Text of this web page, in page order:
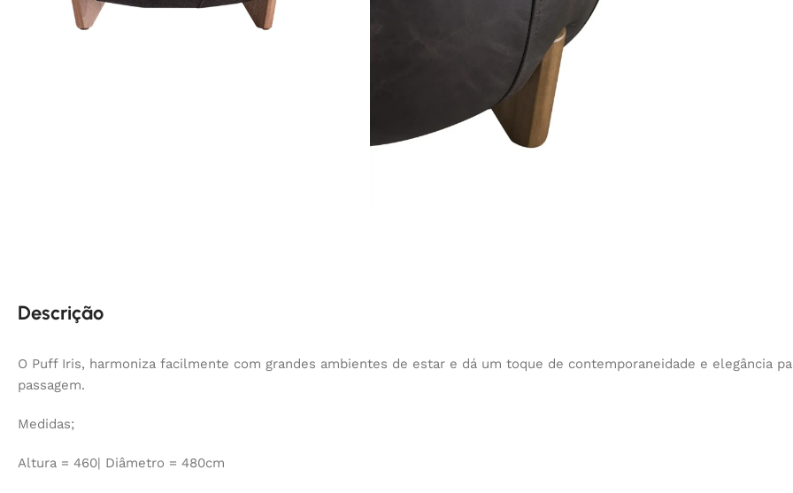
Descrição
O Puff Iris, harmoniza facilmente com grandes ambientes de estar e dá um toque de contemporaneidade e elegância
passagem.
Medidas;
Altura = 460| Diâmetro = 480cm